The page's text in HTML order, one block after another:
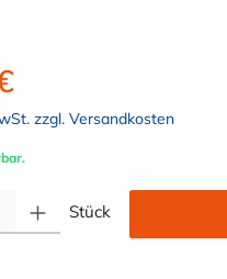
zzgl. Versandkosten
Stück